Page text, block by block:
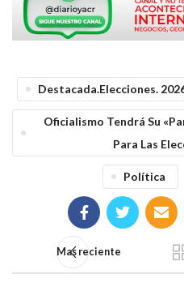
Destacada.Elecciones.
Oficialismo Tendrá Su
Para Las
Política
Mas reciente